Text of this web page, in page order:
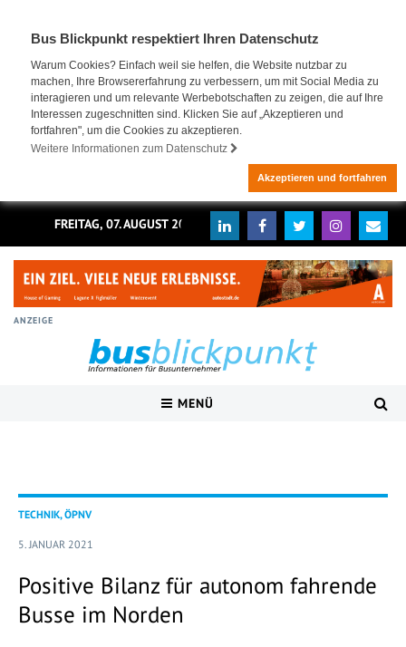
Bus Blickpunkt respektiert Ihren Datenschutz
Warum Cookies? Einfach weil sie helfen, die Website nutzbar zu
machen, Ihre Browsererfahrung zu verbessern, um mit Social Media zu
interagieren und um relevante Werbebotschaften zu zeigen, die auf Ihre
Interessen zugeschnitten sind. Klicken Sie auf „Akzeptieren und
fortfahren", um die Cookies zu akzeptieren.
Weitere Informationen zum Datenschutz
Akzeptieren und fortfahren
FREITAG, 07. AUGUST 2026
ANZEIGE
MENÜ
TECHNIK, ÖPNV
5. JANUAR 2021
Positive Bilanz für autonom fahrende
Busse im Norden